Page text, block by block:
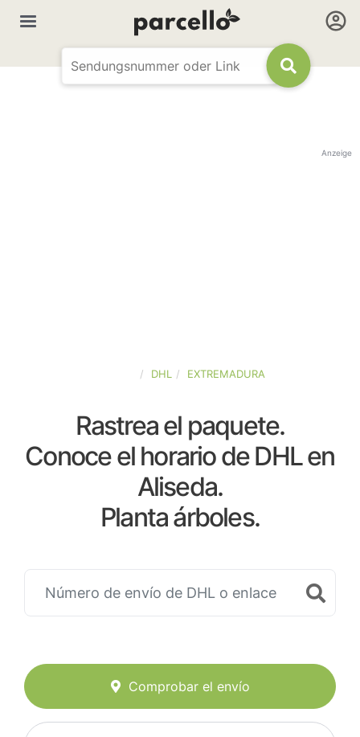
Anzeige
DHL EXTREMADURA
Rastrea el paquete.
Conoce el horario de DHL en
Aliseda.
Planta árboles.
Comprobar el envío